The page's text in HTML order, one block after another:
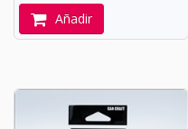
Añadir